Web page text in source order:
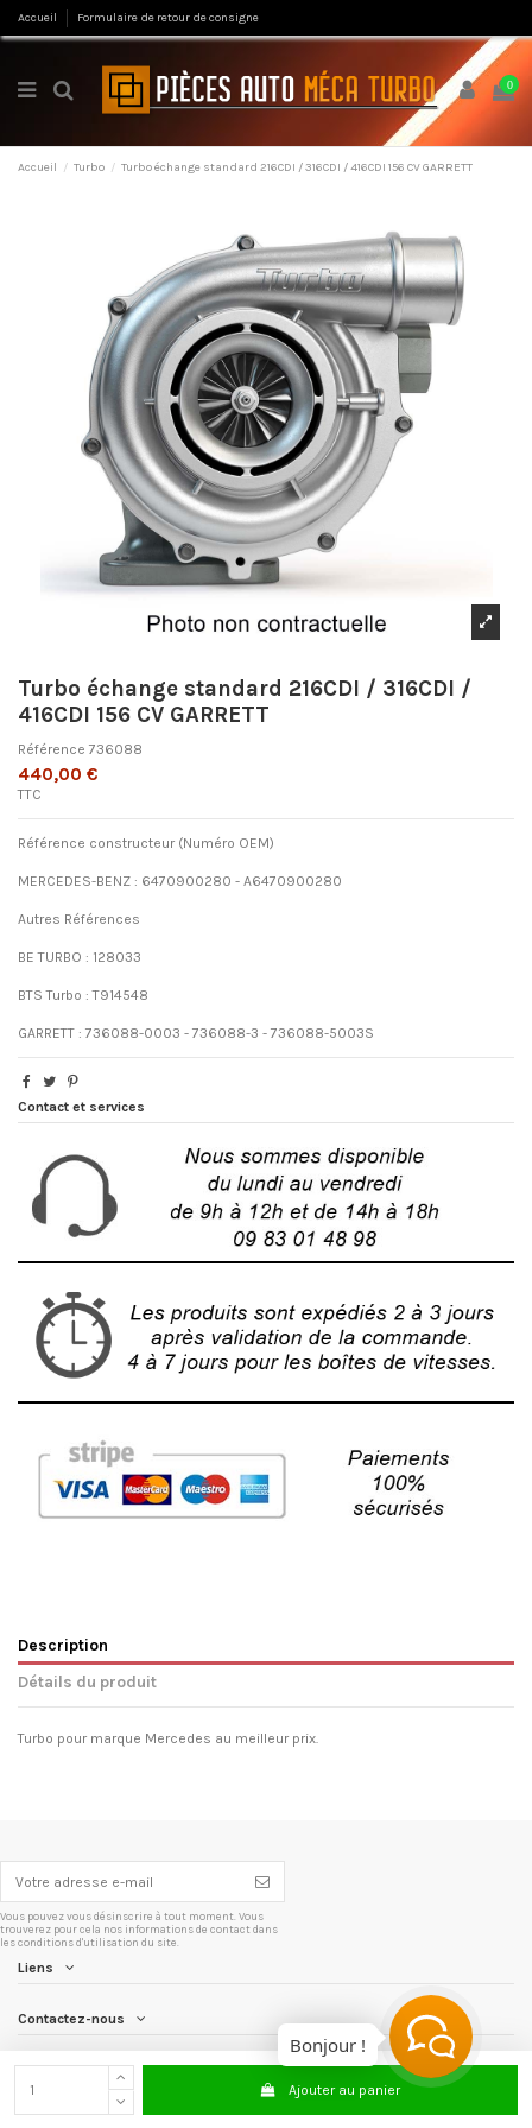
Accueil Formulaire de retour de consigne
0
Accueil Turbo Turbo échange standard 216CDI / 316CDI / 416CDI 156 CV GARRETT
Turbo échange standard 216CDI / 316CDI /
416CDI 156 CV GARRETT
Référence 736088
440,00 €
TTC
Référence constructeur (Numéro OEM)
MERCEDES-BENZ : 6470900280 - A6470900280
Autres Références
BE TURBO : 128033
BTS Turbo : T914548
GARRETT : 736088-0003 - 736088-3 - 736088-5003S
Ajouter au panier
Contact et services
Description
Détails du produit
Turbo pour marque Mercedes au meilleur prix.
Vous pouvez vous désinscrire à tout moment. Vous
trouverez pour cela nos informations de contact dans
les conditions d'utilisation du site.
Liens
Contactez-nous
Newsletter
Bonjour !